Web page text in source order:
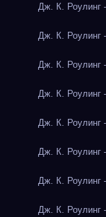
Дж. К. Роулинг
Дж. К. Роулинг
Дж. К. Роулинг
Дж. К. Роулинг
Дж. К. Роулинг
Дж. К. Роулинг
Дж. К. Роулинг
Дж. К. Роулинг